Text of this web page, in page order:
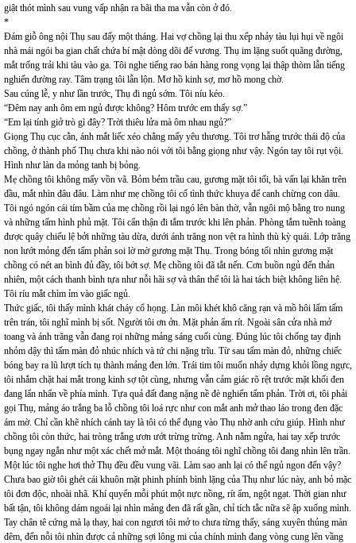
giật thót mình sau vung vấp nhận ra bãi tha ma vẫn còn ở đó.
*
Đám giỗ ông nội Thụ sau đấy một tháng. Hai vợ chồng lại thu xếp nhảy tàu lụi hụi về ngôi
nhà mái ngói ba gian chất chứa bí mật dòng dõi đế vương. Thụ im lặng suốt quãng đường,
mắt trống trải khi tàu vào ga. Tôi nghe tiếng rao bán hàng rong vọng lại thập thòm lẫn tiếng
nghiến đường ray. Tâm trạng tôi lẫn lộn. Mơ hồ kinh sợ, mơ hồ mong chờ.
Sau cúng lễ, y như lần trước, Thụ đi ngủ sớm. Tôi níu kéo.
“Đêm nay anh ôm em ngủ được không? Hôm trước em thấy sợ.”
“Em lại tính giở trò gì đây? Trời thiêu lửa mà ôm nhau ngủ?”
Giọng Thụ cục cằn, ánh mắt liếc xéo chẳng mấy yêu thương. Tôi trơ hẫng trước thái độ của
chồng, ở thành phố Thụ chưa khi nào nói với tôi bằng giọng như vậy. Ngón tay tôi rụt vội.
Hình như làn da mỏng tanh bị bỏng.
Mẹ chồng tôi không mấy vồn vã. Bỏm bẻm trầu cau, gương mặt tôi tối, bà vấn lại khăn trên
đầu, mắt nhìn đâu đâu. Làm như mẹ chồng tôi cố tình thức khuya để canh chừng con dâu.
Tôi ngó ngón cái tím bầm của mẹ chồng rồi lại ngó lên bàn thờ, vẫn ngôi mộ bằng tro nung
và những tấm hình phủ mặt. Tôi cẩn thận đi tắm trước khi lên phản. Phòng tắm tuềnh toàng
được quây chiếu lệ bởi những tàu dừa, dưới ánh trăng non vệt ra hình thù kỳ quái. Lớp trăng
non lướt mỏng đến tấm phản soi lờ mờ gương mặt Thụ. Trong bóng tối nhìn gương mặt
chồng có nét an bình đủ đầy, tôi bớt sợ. Mẹ chồng tôi đã tắt nến. Cơn buồn ngủ đến thản
nhiên, một cách thanh bình tựa như nỗi hãi sợ và thân thể tôi là hai tách biệt không liên hệ.
Tôi ríu mắt chìm ỉm vào giấc ngủ.
Thức giấc, tôi thấy mình khát cháy cổ họng. Làn môi khét khô căng rạn và mồ hôi lấm tấm
trên trán, tôi nghĩ mình bị sốt. Người tôi ơn ởn. Mặt phản ẩm rít. Ngoài sân cửa nhà mở
toang và ánh trăng vẫn đang rọi những mảng sáng cuối cùng. Đúng lúc tôi chống tay định
nhỏm dậy thì tấm màn đỏ nhúc nhích và tứ chi nặng trĩu. Từ sau tấm màn đỏ, những chiếc
bóng bay ra lũ lượt tích tụ thành mảng đen lớn. Trái tim tôi muốn nhảy dựng khỏi lồng ngực,
tôi nhắm chặt hai mắt trong kinh sợ tột cùng, nhưng vẫn cảm giác rõ rệt trước mặt khối đen
đang lẩn nhẩn về phía mình. Tựa quả đất đang nặng nề đè nghiến tấm phản. Trời ơi, tôi phải
gọi Thụ, mảng áo trắng ba lỗ chồng tôi loá rực như con mắt anh mở thao láo trong đen đặc
ám mờ. Chỉ cần khẽ nhích cánh tay là tôi có thể đụng vào Thụ nhờ anh cứu giúp. Hình như
chồng tôi còn thức, hai tròng trắng ươn ướt trừng trừng. Anh nằm ngửa, hai tay xếp trước
bụng ngay ngắn như một xác chết mở mắt. Một thoáng tôi nghĩ chồng tôi đang nhìn lên trần.
Một lúc tôi nghe hơi thở Thụ đều đều vung vãi. Làm sao anh lại có thể ngủ ngon đến vậy?
Chưa bao giờ tôi ghét cái khuôn mặt phinh phính bình lặng của Thụ như lúc này, anh bỏ mặc
tôi đơn độc, nhoài nhã. Khí quyển mỗi phút một nực nồng, rít ẩm, ngột ngạt. Thời gian như
bất tận, tôi không dám ngoái lại nhìn mảng đen đã rất gần, chỉ tích tắc nữa sẽ ập xuống mình.
Tay chân tê cứng mà lạ thay, hai con ngươi tôi mở to chưa từng thấy, sáng xuyên thủng màn
đêm, đến nỗi tôi nhìn được cả những sợi lông mi của chính mình đang vòng cung lên vầng